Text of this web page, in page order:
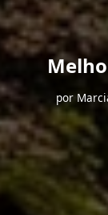
por